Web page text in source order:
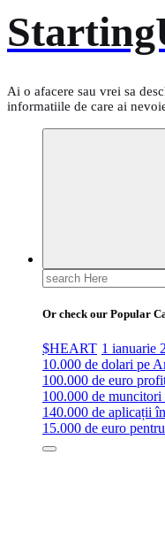
Ai o afacere sau vrei sa
informatiile de care ai
Search
for:
Or check our Popular
$HEART 1 ianuarie
10.000 de dolari pe
100.000 de euro
100.000 de muncitori
140.000 de aplicații
15.000 de euro